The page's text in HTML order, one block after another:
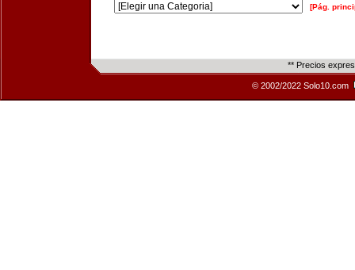
[Pág.
** Precios
© 2002/2022 Solo10.com